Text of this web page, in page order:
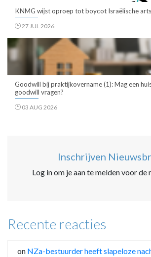
KNMG wijst oproep tot boycot Israëlische
27 JUL 2026
Goodwill bij praktijkovername (1): Mag een
goodwill vragen?
03 AUG 2026
Inschrijven
Log in om je aan te melden voor de
Recente reacties
on NZa-bestuurder heeft slapeloze